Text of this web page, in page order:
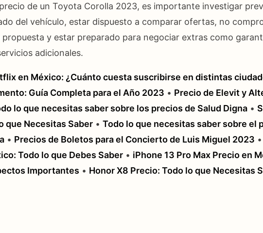
de un Toyota Corolla 2023, es importante investigar
del vehículo, estar dispuesto a comparar ofertas, no
propuesta y estar preparado para negociar extras como
adicionales.
en México: ¿Cuánto cuesta suscribirse en distintas
Guía Completa para el Año 2023 • Precio de Elevit y
lo que necesitas saber sobre los precios de Salud Digna •
que Necesitas Saber • Todo lo que necesitas saber sobre el
• Precios de Boletos para el Concierto de Luis Miguel 2023 •
Todo lo que Debes Saber • iPhone 13 Pro Max Precio en
Importantes • Honor X8 Precio: Todo lo que Necesitas